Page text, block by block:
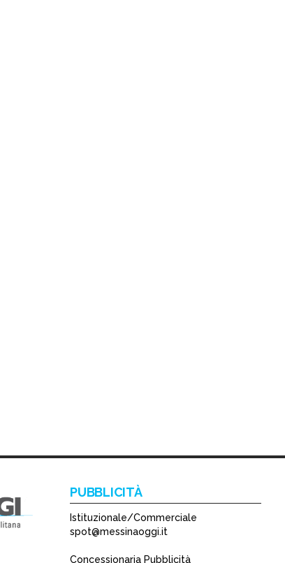
PUBBLICITÀ
Istituzionale/Commerciale
spot@messinaoggi.it
Concessionaria Pubblicità